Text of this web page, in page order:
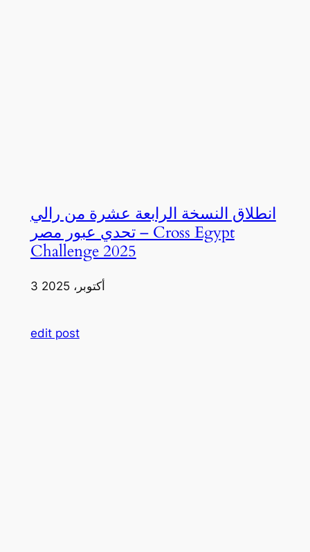
انطلاق النسخة الرابعة عشرة من رالي
تحدي عبور مصر – Cross Egypt
Challenge 2025
3 أكتوبر، 2025
edit post